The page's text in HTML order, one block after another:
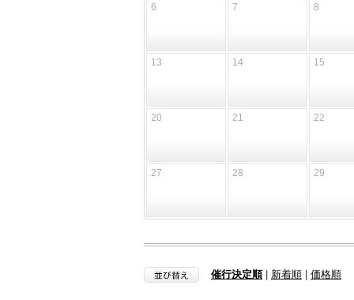
6 7 8
13 14 15
20 21 22
27 28 29
催行決定順| 新着順 価格順